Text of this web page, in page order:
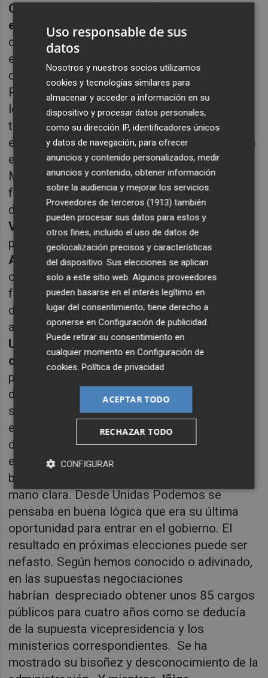
CIUDADANOS: Albert Rivera se vuelve a
equivocar.
Perdió la partida con su
competidor en la derecha, Pablo Casado. Su
efectismo e histrionismo le ha delatado. Su
discurso casi le acercaba más a Vox que al
PP. Esta radicalidad sacándose de la chistera
lo del plan y la banda provocó hilaridad en
todas las bancadas parlamentarias. Incluso
en su puesta en escena se le fue la mano con
epítetos y tacos no muy usuales en él.
Muchos ojos también se vuelven hacia su
formación, una vez fracasada la investidura
de la izquierda. Su antiguo socio, Manuel
Valls
le ha vuelto a sacar los colores
pidiéndole el apoyo para Sánchez.Inés
Arrimadascada vez que interviene para dar a
conocer la posición de su partido lo pasa
fatal. La cara la delata, no se cree lo que está
diciendo. En Cataluña era cabeza de León y
aquí es cola de ratón.
UNIDAS PODEMOS: Pablo Iglesias arrasa
con todo.Sánchez ha perdido la investidura
pero Iglesias puede haber perdido más. El rey
de la estrategia cedió el turno
supuestamente a Irene Monteroy pilló con
el paso cambiado a Sánchez. Iglesias
desabrido en su intervención reveló los
entresijos de las negociaciones y rompió la
baraja si es que en algún momento tuvo una
mano clara. Desde Unidas Podemos se
pensaba en buena lógica que era su última
oportunidad para entrar en el gobierno. El
resultado en próximas elecciones puede ser
nefasto. Según hemos conocido o adivinado,
en las supuestas negociaciones
habrían despreciado obtener unos 85 cargos
públicos para cuatro años como se deducía
de la supuesta vicepresidencia y los
ministerios correspondientes. Se ha
mostrado su bisoñez y desconocimiento de la
Uso responsable de sus
datos
Nosotros y nuestros socios utilizamos
cookies y tecnologías similares para
almacenar y acceder a información en su
dispositivo y procesar datos personales,
como su dirección IP, identificadores únicos
y datos de navegación, para ofrecer
anuncios y contenido personalizados, medir
anuncios y contenido, obtener información
sobre la audiencia y mejorar los servicios.
Proveedores de terceros (1913) también
pueden procesar sus datos para estos y
otros fines, incluido el uso de datos de
geolocalización precisos y características
del dispositivo. Sus elecciones se aplican
solo a este sitio web. Algunos proveedores
pueden basarse en el interés legítimo en
lugar del consentimiento; tiene derecho a
oponerse enConfiguración de publicidad.
Puede retirar su consentimiento en
cualquier momento enConfiguración de
cookies.Política de privacidad
ACEPTAR TODO
RECHAZAR TODO
CONFIGURAR